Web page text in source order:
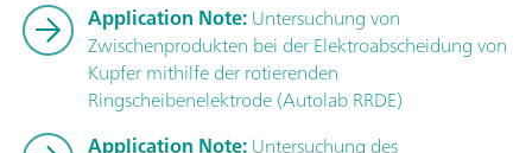
Application Note:Untersuchung von
Zwischenprodukten bei der Elektroabscheidung von
Kupfer mithilfe der rotierenden
Ringscheibenelektrode (Autolab RRDE)
Application Note:Untersuchung des